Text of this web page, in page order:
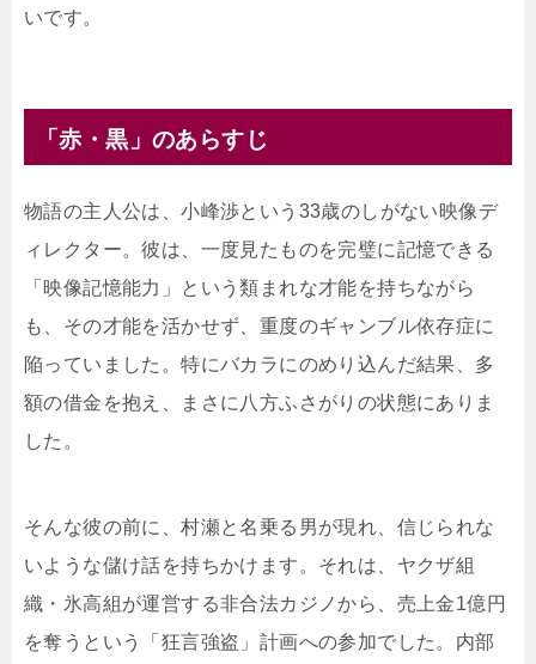
いです。
「赤・黒」のあらすじ
物語の主人公は、小峰渉という33歳のしがない映像デ
ィレクター。彼は、一度見たものを完璧に記憶できる
「映像記憶能力」という類まれな才能を持ちながら
も、その才能を活かせず、重度のギャンブル依存症に
陥っていました。特にバカラにのめり込んだ結果、多
額の借金を抱え、まさに八方ふさがりの状態にありま
した。
そんな彼の前に、村瀬と名乗る男が現れ、信じられな
いような儲け話を持ちかけます。それは、ヤクザ組
織・氷高組が運営する非合法カジノから、売上金1億円
を奪うという「狂言強盗」計画への参加でした。内部